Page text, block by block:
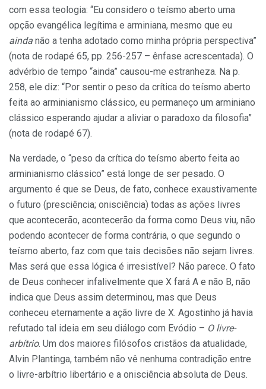
com essa teologia: “Eu considero o teísmo aberto uma
opção evangélica legítima e arminiana, mesmo que eu
ainda não a tenha adotado como minha própria perspectiva”
(nota de rodapé 65, pp. 256-257 – ênfase acrescentada). O
advérbio de tempo “ainda” causou-me estranheza. Na p.
258, ele diz: “Por sentir o peso da crítica do teísmo aberto
feita ao arminianismo clássico, eu permaneço um arminiano
clássico esperando ajudar a aliviar o paradoxo da filosofia”
(nota de rodapé 67).
Na verdade, o “peso da crítica do teísmo aberto feita ao
arminianismo clássico” está longe de ser pesado. O
argumento é que se Deus, de fato, conhece exaustivamente
o futuro (presciência; onisciência) todas as ações livres
que acontecerão, acontecerão da forma como Deus viu, não
podendo acontecer de forma contrária, o que segundo o
teísmo aberto, faz com que tais decisões não sejam livres.
Mas será que essa lógica é irresistível? Não parece. O fato
de Deus conhecer infalivelmente que X fará A e não B, não
indica que Deus assim determinou, mas que Deus
conheceu eternamente a ação livre de X. Agostinho já havia
refutado tal ideia em seu diálogo com Evódio – O livre-
arbítrio. Um dos maiores filósofos cristãos da atualidade,
Alvin Plantinga, também não vê nenhuma contradição entre
o livre-arbítrio libertário e a onisciência absoluta de Deus.